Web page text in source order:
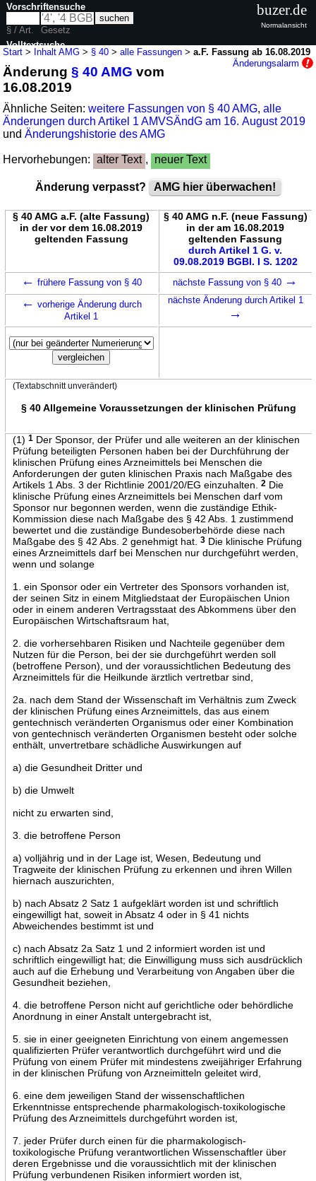
Start > Inhalt AMG > § 40 >alle Fassungen >a.F. Fassung ab 16.08.2019
Änderungsalarm
Änderung§ 40 AMG vom
16.08.2019
Ähnliche Seiten:weitere Fassungen von § 40 AMG,alle
Änderungen durch Artikel 1 AMVSÄndG am 16. August 2019
undÄnderungshistorie des AMG
Hervorhebungen: alter Text , neuer Text
Änderung verpasst? AMG hier überwachen!
§ 40 AMG a.F. (alte Fassung)
in der vor dem 16.08.2019
geltenden Fassung
§ 40 AMG n.F. (neue Fassung)
in der am 16.08.2019
geltenden Fassung
durch Artikel 1 G. v.
09.08.2019 BGBl. I S. 1202
← frühere Fassung von § 40 nächste Fassung von § 40 →
← vorherige Änderung durch
Artikel 1
nächste Änderung durch Artikel 1
→
(Textabschnitt unverändert)
§ 40 Allgemeine Voraussetzungen der klinischen Prüfung
(1) 1Der Sponsor, der Prüfer und alle weiteren an der klinischen
Prüfung beteiligten Personen haben bei der Durchführung der
klinischen Prüfung eines Arzneimittels bei Menschen die
Anforderungen der guten klinischen Praxis nach Maßgabe des
Artikels 1 Abs. 3 der Richtlinie 2001/20/EG einzuhalten.
2Die
klinische Prüfung eines Arzneimittels bei Menschen darf vom
Sponsor nur begonnen werden, wenn die zuständige Ethik-
Kommission diese nach Maßgabe des § 42 Abs. 1 zustimmend
bewertet und die zuständige Bundesoberbehörde diese nach
Maßgabe des § 42 Abs. 2 genehmigt hat.
3Die klinische Prüfung
eines Arzneimittels darf bei Menschen nur durchgeführt werden,
wenn und solange
1. ein Sponsor oder ein Vertreter des Sponsors vorhanden ist,
der seinen Sitz in einem Mitgliedstaat der Europäischen Union
oder in einem anderen Vertragsstaat des Abkommens über den
Europäischen Wirtschaftsraum hat,
2. die vorhersehbaren Risiken und Nachteile gegenüber dem
Nutzen für die Person, bei der sie durchgeführt werden soll
(betroffene Person), und der voraussichtlichen Bedeutung des
Arzneimittels für die Heilkunde ärztlich vertretbar sind,
2a. nach dem Stand der Wissenschaft im Verhältnis zum Zweck
der klinischen Prüfung eines Arzneimittels, das aus einem
gentechnisch veränderten Organismus oder einer Kombination
von gentechnisch veränderten Organismen besteht oder solche
enthält, unvertretbare schädliche Auswirkungen auf
a) die Gesundheit Dritter und
b) die Umwelt
nicht zu erwarten sind,
3. die betroffene Person
a) volljährig und in der Lage ist, Wesen, Bedeutung und
Tragweite der klinischen Prüfung zu erkennen und ihren Willen
hiernach auszurichten,
b) nach Absatz 2 Satz 1 aufgeklärt worden ist und schriftlich
eingewilligt hat, soweit in Absatz 4 oder in § 41 nichts
Abweichendes bestimmt ist und
c) nach Absatz 2a Satz 1 und 2 informiert worden ist und
schriftlich eingewilligt hat; die Einwilligung muss sich ausdrücklich
auch auf die Erhebung und Verarbeitung von Angaben über die
Gesundheit beziehen,
4. die betroffene Person nicht auf gerichtliche oder behördliche
Anordnung in einer Anstalt untergebracht ist,
5. sie in einer geeigneten Einrichtung von einem angemessen
qualifizierten Prüfer verantwortlich durchgeführt wird und die
Prüfung von einem Prüfer mit mindestens zweijähriger Erfahrung
in der klinischen Prüfung von Arzneimitteln geleitet wird,
6. eine dem jeweiligen Stand der wissenschaftlichen
Erkenntnisse entsprechende pharmakologisch-toxikologische
Prüfung des Arzneimittels durchgeführt worden ist,
7. jeder Prüfer durch einen für die pharmakologisch-
toxikologische Prüfung verantwortlichen Wissenschaftler über
deren Ergebnisse und die voraussichtlich mit der klinischen
Prüfung verbundenen Risiken informiert worden ist,
Vorschriftensuche
§ / Art.
Gesetz
Volltextsuche
nur in AMG
buzer.de
Normalansicht